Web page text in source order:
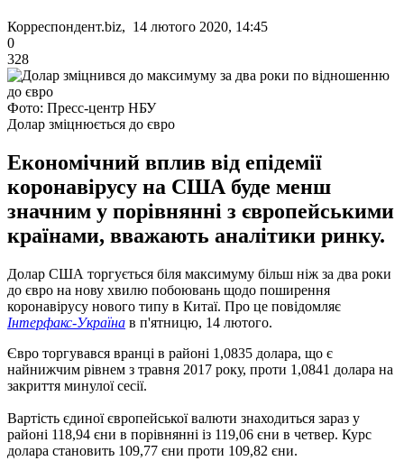
Корреспондент.biz, 14 лютого 2020, 14:45
0
328
Фото: Пресс-центр НБУ
Долар зміцнюється до євро
Економічний вплив від епідемії
коронавірусу на США буде менш
значним у порівнянні з європейськими
країнами, вважають аналітики ринку.
Долар США торгується біля максимуму більш ніж за два роки
до євро на нову хвилю побоювань щодо поширення
коронавірусу нового типу в Китаї. Про це повідомляє
Інтерфакс-Україна в п'ятницю, 14 лютого.
Євро торгувався вранці в районі 1,0835 долара, що є
найнижчим рівнем з травня 2017 року, проти 1,0841 долара на
закриття минулої сесії.
Вартість єдиної європейської валюти знаходиться зараз у
районі 118,94 єни в порівнянні із 119,06 єни в четвер. Курс
долара становить 109,77 єни проти 109,82 єни.